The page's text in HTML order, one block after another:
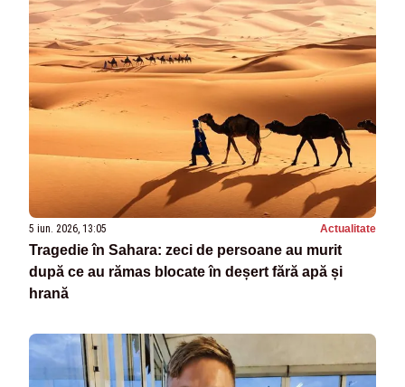
5 iun. 2026, 13:05 Actualitate
Tragedie în Sahara: zeci de persoane au murit
după ce au rămas blocate în deșert fără apă și
hrană